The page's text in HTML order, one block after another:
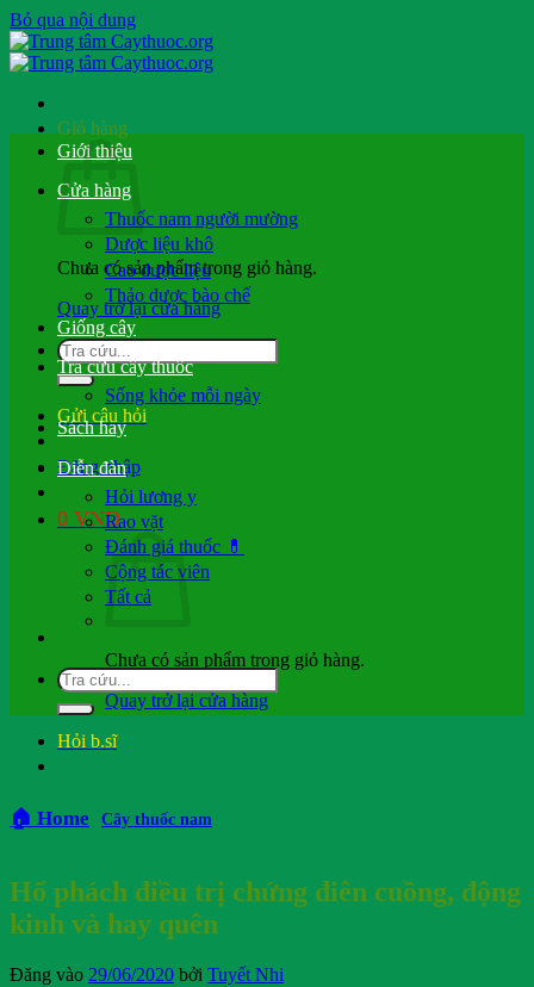
Bỏ qua nội dung
Giỏ hàng
Chưa có sản phẩm trong giỏ hàng.
Quay trở lại cửa hàng
Gửi câu hỏi
Đăng nhập
0 VND
Chưa có sản phẩm trong giỏ hàng.
Quay trở lại cửa hàng
Hỏi b.sĩ
Giới thiệu
Cửa hàng
Thuốc nam người mường
Dược liệu khô
Cao dược liệu
Thảo dược bào chế
Giống cây
Tra cứu cây thuốc
Sống khỏe mỗi ngày
Sách hay
Diễn đàn
Hỏi lương y
Rao vặt
Đánh giá thuốc 💊
Cộng tác viên
Tất cả
🏠 Home Cây thuốc nam
Hổ phách điều trị chứng điên cuồng, động
kinh và hay quên
Đăng vào 29/06/2020 bởi Tuyết Nhi